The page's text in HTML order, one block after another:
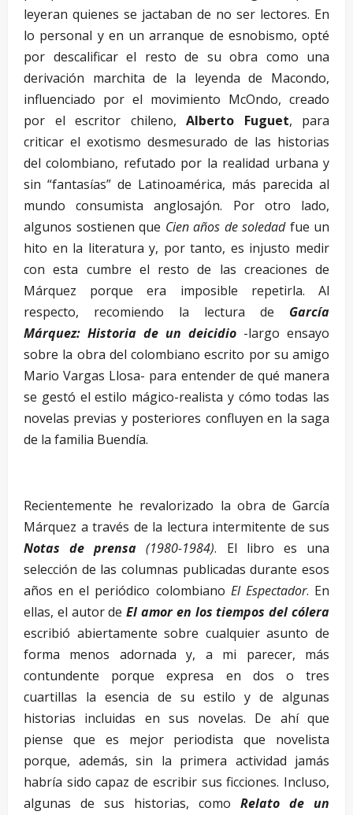
leyeran quienes se jactaban de no ser lectores. En
lo personal y en un arranque de esnobismo, opté
por descalificar el resto de su obra como una
derivación marchita de la leyenda de Macondo,
influenciado por el movimiento McOndo, creado
por el escritor chileno, Alberto Fuguet, para
criticar el exotismo desmesurado de las historias
del colombiano, refutado por la realidad urbana y
sin “fantasías” de Latinoamérica, más parecida al
mundo consumista anglosajón. Por otro lado,
algunos sostienen que Cien años de soledadfue un
hito en la literatura y, por tanto, es injusto medir
con esta cumbre el resto de las creaciones de
Márquez porque era imposible repetirla. Al
respecto, recomiendo la lectura de García
Márquez: Historia de un deicidio -largo ensayo
sobre la obra del colombiano escrito por su amigo
Mario Vargas Llosa- para entender de qué manera
se gestó el estilo mágico-realista y cómo todas las
novelas previas y posteriores confluyen en la saga
de la familia Buendía.
Recientemente he revalorizado la obra de García
Márquez a través de la lectura intermitente de sus
Notas de prensa (1980-1984). El libro es una
selección de las columnas publicadas durante esos
años en el periódico colombiano El Espectador. En
ellas, el autor deEl amor en los tiempos del cólera
escribió abiertamente sobre cualquier asunto de
forma menos adornada y, a mi parecer, más
contundente porque expresa en dos o tres
cuartillas la esencia de su estilo y de algunas
historias incluidas en sus novelas. De ahí que
piense que es mejor periodista que novelista
porque, además, sin la primera actividad jamás
habría sido capaz de escribir sus ficciones. Incluso,
algunas de sus historias, como Relato de un